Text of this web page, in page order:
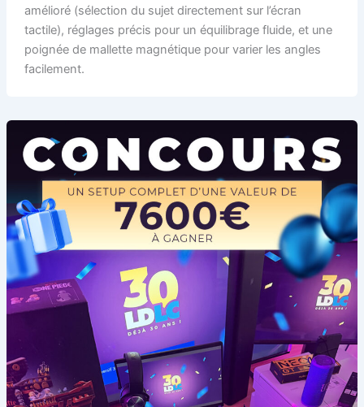
amélioré (sélection du sujet directement sur l’écran
tactile), réglages précis pour un équilibrage fluide, et une
poignée de mallette magnétique pour varier les angles
facilement.